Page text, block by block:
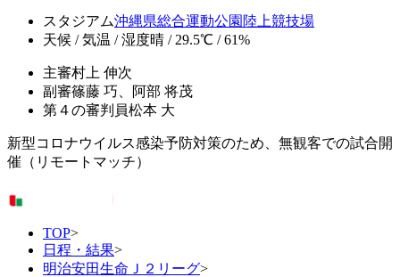
スタジアム沖縄県総合運動公園陸上競技場
天候 / 気温 / 湿度晴 / 29.5℃ / 61%
主審村上 伸次
副審篠藤 巧、阿部 将茂
第４の審判員松本 大
新型コロナウイルス感染予防対策のため、無観客での試合開
催（リモートマッチ）
TOP>
日程・結果>
明治安田生命Ｊ２リーグ>